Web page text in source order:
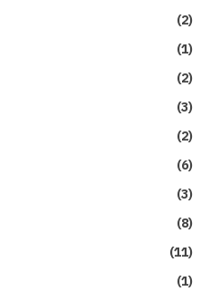
(2)
(1)
(2)
(3)
(2)
(6)
(3)
(8)
(11)
(1)